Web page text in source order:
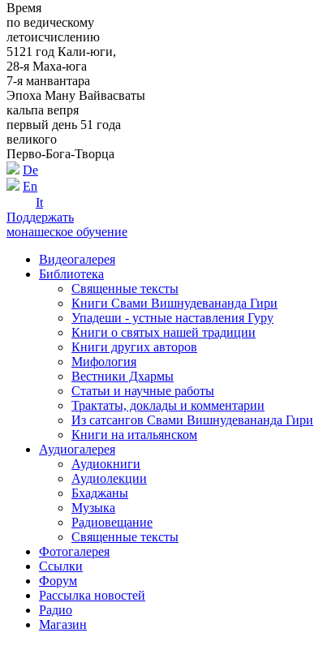
Время
по ведическому
летоисчислению
5121 год Кали-юги,
28-я Маха-юга
7-я манвантара
Эпоха Ману Вайвасваты
кальпа вепря
первый день 51 года
великого
Перво-Бога-Творца
De
En
It
Поддержать
монашеское обучение
Видеогалерея
Библиотека
Священные тексты
Книги Свами Вишнудевананда Гири
Упадеши - устные наставления Гуру
Книги о святых нашей традиции
Книги других авторов
Мифология
Вестники Дхармы
Статьи и научные работы
Трактаты, доклады и комментарии
Из сатсангов Свами Вишнудевананда Гири
Книги на итальянском
Аудиогалерея
Аудиокниги
Аудиолекции
Бхаджаны
Музыка
Радиовещание
Священные тексты
Фотогалерея
Ссылки
Форум
Рассылка новостей
Радио
Магазин